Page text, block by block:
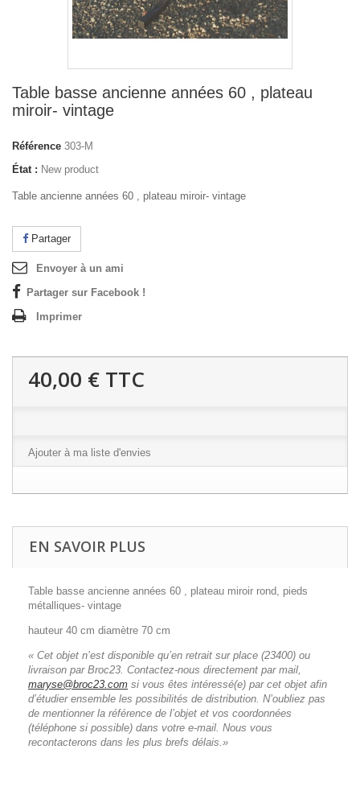
Table basse ancienne années 60 , plateau
miroir- vintage
Référence 303-M
État : New product
Table ancienne années 60 , plateau miroir- vintage
Partager
Envoyer à un ami
Partager sur Facebook !
Imprimer
40,00 € TTC
Ajouter à ma liste d'envies
EN SAVOIR PLUS
Table basse ancienne années 60 , plateau miroir rond, pieds
métalliques- vintage
hauteur 40 cm diamètre 70 cm
« Cet objet n’est disponible qu’en retrait sur place (23400) ou
livraison par Broc23. Contactez-nous directement par mail,
maryse@broc23.com si vous êtes intéressé(e) par cet objet afin
d’étudier ensemble les possibilités de distribution. N’oubliez pas
de mentionner la référence de l’objet et vos coordonnées
(téléphone si possible) dans votre e-mail. Nous vous
recontacterons dans les plus brefs délais.»